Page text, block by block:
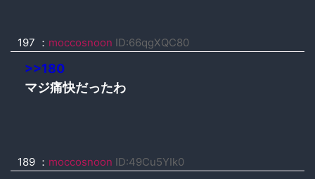
197 ： moccosnoon ID:66qgXQC80
>>180
マジ痛快だったわ
189 ： moccosnoon ID:49Cu5YIk0